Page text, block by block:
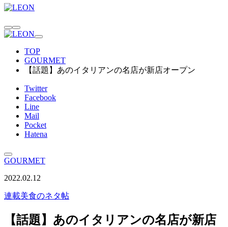
TOP
GOURMET
【話題】あのイタリアンの名店が新店オープン
Twitter
Facebook
Line
Mail
Pocket
Hatena
GOURMET
2022.02.12
連載美食のネタ帖
【話題】あのイタリアンの名店が新店